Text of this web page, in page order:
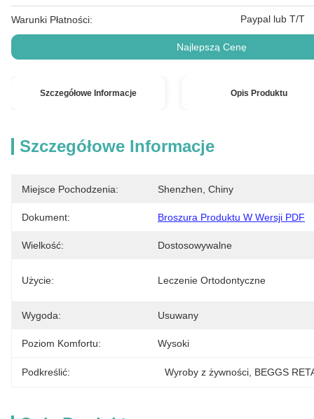
Warunki Płatności: Paypal lub T/T
Najlepszą Cenę
Szczegółowe Informacje Opis Produktu
Szczegółowe Informacje
Miejsce Pochodzenia: Shenzhen, Chiny
Dokument: Broszura Produktu W Wersji PDF
Wielkość: Dostosowywalne
Użycie: Leczenie Ortodontyczne
Wygoda: Usuwany
Poziom Komfortu: Wysoki
Podkreślić: Wyroby z żywności, BEGGS